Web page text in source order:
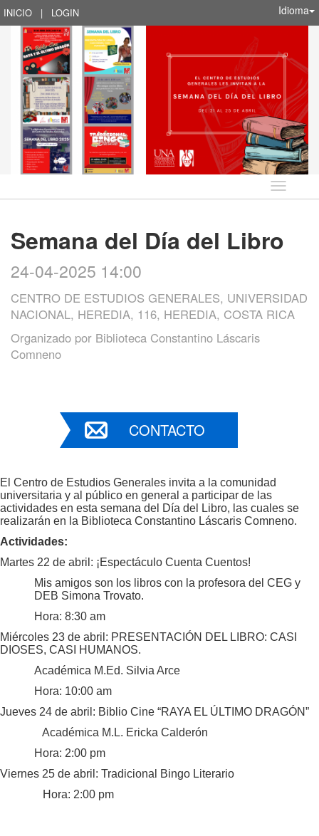
INICIO | LOGIN Idioma
Idioma
Semana del Día del Libro
24-04-2025 14:00
CENTRO DE ESTUDIOS GENERALES, UNIVERSIDAD
NACIONAL, HEREDIA, 116, HEREDIA, COSTA RICA
Organizado por Biblioteca Constantino Láscaris
Comneno
CONTACTO
El Centro de Estudios Generales invita a la comunidad
universitaria y al público en general a participar de las
actividades en esta semana del Día del Libro, las cuales se
realizarán en la Biblioteca Constantino Láscaris Comneno.
Actividades:
Martes 22 de abril: ¡Espectáculo Cuenta Cuentos!
Mis amigos son los libros con la profesora del CEG y
DEB Simona Trovato.
Hora: 8:30 am
Miércoles 23 de abril: PRESENTACIÓN DEL LIBRO: CASI
DIOSES, CASI HUMANOS.
Académica M.Ed. Silvia Arce
Hora: 10:00 am
Jueves 24 de abril: Biblio Cine “RAYA EL ÚLTIMO DRAGÓN”
Académica M.L. Ericka Calderón
Hora: 2:00 pm
Viernes 25 de abril: Tradicional Bingo Literario
Hora: 2:00 pm